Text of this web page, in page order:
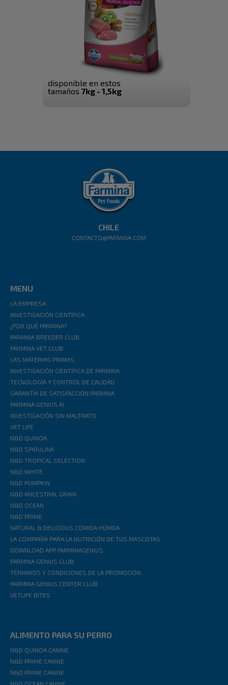
disponible en estos
tamaños 7kg - 1,5kg
CHILE
CONTACTO@FARMINA.COM
MENU
LA EMPRESA
INVESTIGACIÓN CIENTÍFICA
¿POR QUÉ FARMINA?
FARMINA BREEDER CLUB
FARMINA VET CLUB
LAS MATERIAS PRIMAS
INVESTIGACIÓN CIENTÍFICA DE FARMINA
TECNOLOGÍA Y CONTROL DE CALIDAD
GARANTÍA DE SATISFACCIÓN FARMINA
FARMINA GENIUS AI
INVESTIGACIÓN SIN MALTRATO
VET LIFE
N&D QUINOA
N&D SPIRULINA
N&D TROPICAL SELECTION
N&D WHITE
N&D PUMPKIN
N&D ANCESTRAL GRAIN
N&D OCEAN
N&D PRIME
NATURAL & DELICIOUS COMIDA HÚMDA
LA COMPAÑÍA PARA LA NUTRICIÓN DE TUS MASCOTAS
DOWNLOAD APP FARMINAGENIUS
FARMINA GENIUS CLUB
TÉRMINOS Y CONDICIONES DE LA PROMOCIÓN
FARMINA GENIUS CENTER CLUB
VETLIFE BITES
ALIMENTO PARA SU PERRO
N&D QUINOA CANINE
N&D PRIME CANINE
N&D PRIME CANINE
N&D OCEAN CANINE